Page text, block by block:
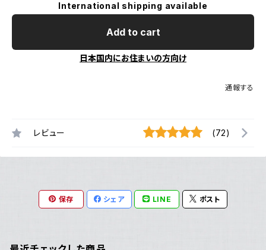
International shipping available
Add to cart
日本国内にお住まいの方向け
通報する
レビュー (72)
保存 シェア LINE ポスト